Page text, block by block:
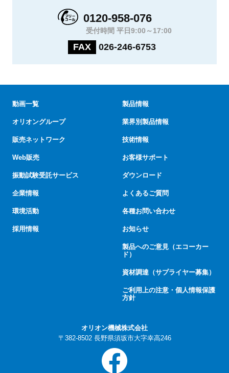
0120-958-076
受付時間 平日9:00～17:00
FAX 026-246-6753
動画一覧
オリオングループ
販売ネットワーク
Web販売
振動試験受託サービス
企業情報
環境活動
採用情報
製品情報
業界別製品情報
技術情報
お客様サポート
ダウンロード
よくあるご質問
各種お問い合わせ
お知らせ
製品へのご意見（エコーカー
ド）
資材調達（サプライヤー募集）
ご利用上の注意・個人情報保護
方針
オリオン機械株式会社
〒382-8502 長野県須坂市大字幸高246